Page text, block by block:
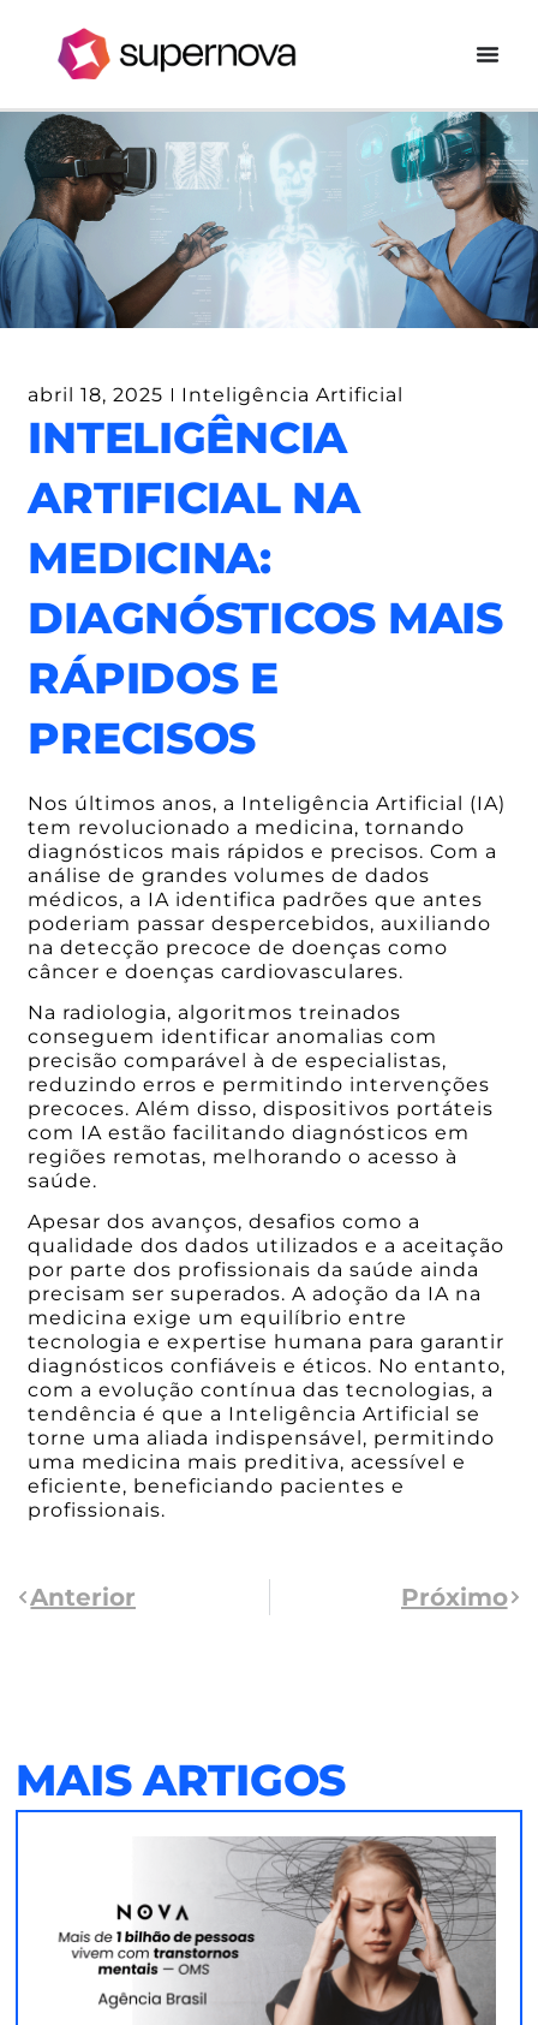
abril 18, 2025 Inteligência Artificial
INTELIGÊNCIA
ARTIFICIAL NA
MEDICINA:
DIAGNÓSTICOS MAIS
RÁPIDOS E
PRECISOS
Nos últimos anos, a Inteligência Artificial (IA)
tem revolucionado a medicina, tornando
diagnósticos mais rápidos e precisos. Com a
análise de grandes volumes de dados
médicos, a IA identifica padrões que antes
poderiam passar despercebidos, auxiliando
na detecção precoce de doenças como
câncer e doenças cardiovasculares.
Na radiologia, algoritmos treinados
conseguem identificar anomalias com
precisão comparável à de especialistas,
reduzindo erros e permitindo intervenções
precoces. Além disso, dispositivos portáteis
com IA estão facilitando diagnósticos em
regiões remotas, melhorando o acesso à
saúde.
Apesar dos avanços, desafios como a
qualidade dos dados utilizados e a aceitação
por parte dos profissionais da saúde ainda
precisam ser superados. A adoção da IA na
medicina exige um equilíbrio entre
tecnologia e expertise humana para garantir
diagnósticos confiáveis e éticos. No entanto,
com a evolução contínua das tecnologias, a
tendência é que a Inteligência Artificial se
torne uma aliada indispensável, permitindo
uma medicina mais preditiva, acessível e
eficiente, beneficiando pacientes e
profissionais.
Anterior Próximo
MAIS ARTIGOS